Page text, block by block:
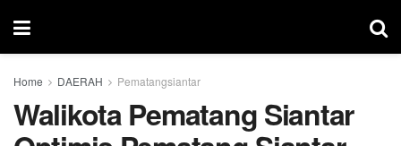
Home DAERAH Pematangsiantar
Walikota Pematang Siantar